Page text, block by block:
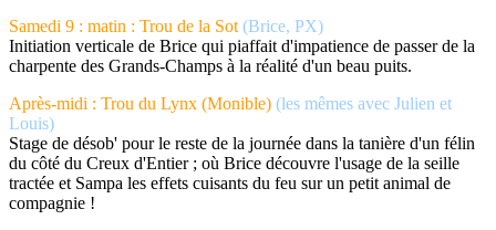
Samedi 9 : matin : Trou de la Sot (Brice, PX)
Initiation verticale de Brice qui piaffait d'impatience de passer de la
charpente des Grands-Champs à la réalité d'un beau puits.
Après-midi : Trou du Lynx (Monible) (les mêmes avec Julien et
Louis)
Stage de désob' pour le reste de la journée dans la tanière d'un félin
du côté du Creux d'Entier ; où Brice découvre l'usage de la seille
tractée et Sampa les effets cuisants du feu sur un petit animal de
compagnie !